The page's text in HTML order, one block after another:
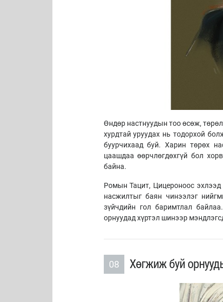
Өндөр настнуудын тоо өсөж,
хурдтай уруудах нь тодорхой
буурчихаад буй. Харин төрөх
цаашдаа өөрчлөгдөхгүй бол
байна.
Ромын Тацит, Цицероноос
насжилтыг баян чинээлэг
зүйчдийн гол баримтлал
орнуудад хүртэл шинээр
08 Хөгжиж буй